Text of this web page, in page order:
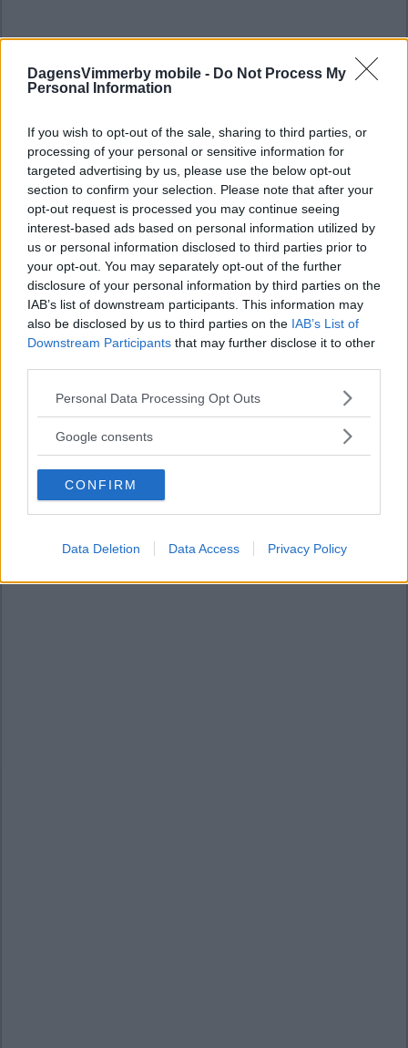
DagensVimmerby mobile - Do Not Process My
Personal Information
If you wish to opt-out of the sale, sharing to third parties, or
processing of your personal or sensitive information for
targeted advertising by us, please use the below opt-out
section to confirm your selection. Please note that after your
opt-out request is processed you may continue seeing
interest-based ads based on personal information utilized by
us or personal information disclosed to third parties prior to
your opt-out. You may separately opt-out of the further
disclosure of your personal information by third parties on the
IAB’s list of downstream participants. This information may
also be disclosed by us to third parties on the IAB’s List of
Downstream Participants that may further disclose it to other
Please note that this website/app uses one or more Google
not limited to your visit or usage behaviour. You may click to
use your data for below specified purposes in below Google
consent section.
Personal Data Processing Opt Outs
Google consents
CONFIRM
Data Deletion Data Access Privacy Policy